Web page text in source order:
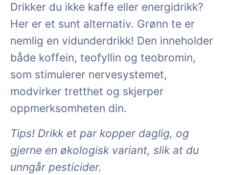
Drikker du ikke kaffe eller energidrikk?
Her er et sunt alternativ. Grønn te er
nemlig en vidunderdrikk! Den inneholder
både koffein, teofyllin og teobromin,
som stimulerer nervesystemet,
modvirker tretthet og skjerper
oppmerksomheten din.
Tips! Drikk et par kopper daglig, og
gjerne en økologisk variant, slik at du
unngår pesticider.